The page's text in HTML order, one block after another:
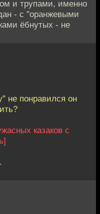
и трупами, именно
- с "оранжевыми
ёбнутых - не
не понравился он
казаков с